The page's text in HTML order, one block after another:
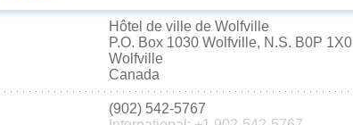
Hôtel de ville de Wolfville
P.O. Box 1030 Wolfville, N.S. B0P 1X0
Wolfville
Canada
(902) 542-5767